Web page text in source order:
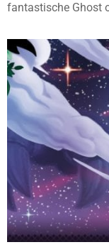
fantastische Ghost